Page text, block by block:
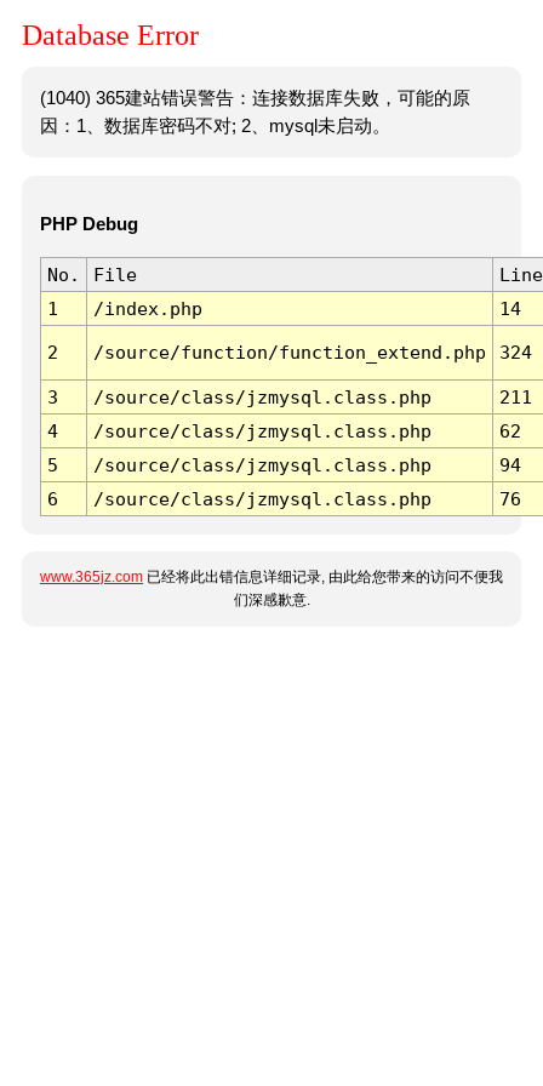
Database Error
(1040) 365建站错误警告：连接数据库失败，可能的原
因：1、数据库密码不对; 2、mysql未启动。
PHP Debug
No. File
Line
1
/index.php 14
2 /source/function/function_extend.php 324
3 /source/class/jzmysql.class.php
211
4
/source/class/jzmysql.class.php
62
5
/source/class/jzmysql.class.php
94
6
/source/class/jzmysql.class.php 76
www.365jz.com 已经将此出错信息详细记录, 由此给您带来的访问不便我
们深感歉意.